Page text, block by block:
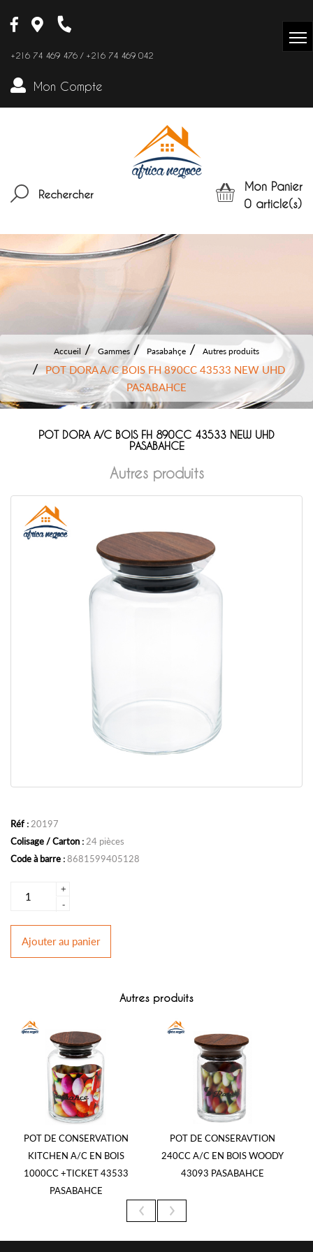
+216 74 469 476 / +216 74 469 042
Mon Compte
Rechercher
Mon Panier
0 article(s)
Accueil Gammes Pasabahçe Autres produits
POT DORA A/C BOIS FH 890CC 43533 NEW UHD
PASABAHCE
POT DORA A/C BOIS FH 890CC 43533 NEW UHD
PASABAHCE
Autres produits
Réf : 20197
Colisage / Carton : 24 pièces
Code à barre :8681599405128
+
-
Ajouterau panier
Autres produits
POT DE CONSERVATION
KITCHEN A/C EN BOIS
1000CC +TICKET 43533
PASABAHCE
POT DE CONSERAVTION
240CC A/C EN BOIS WOODY
43093 PASABAHCE